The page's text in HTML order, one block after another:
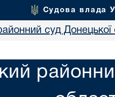
Судова влада
суд Донецької